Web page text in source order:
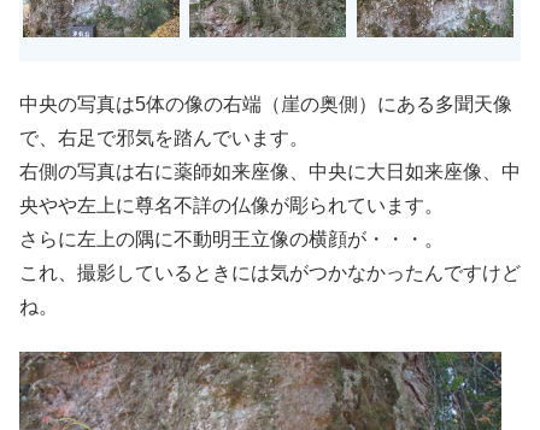
中央の写真は5体の像の右端（崖の奥側）にある多聞天像
で、右足で邪気を踏んでいます。
右側の写真は右に薬師如来座像、中央に大日如来座像、中
央やや左上に尊名不詳の仏像が彫られています。
さらに左上の隅に不動明王立像の横顔が・・・。
これ、撮影しているときには気がつかなかったんですけど
ね。